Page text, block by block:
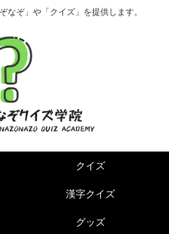
なぞ」や「クイズ」を提供します。
クイズ
漢字クイズ
グッズ